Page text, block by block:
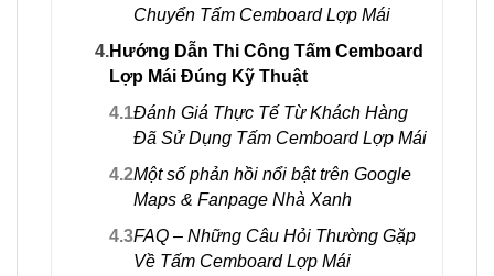
Chuyển Tấm Cemboard Lợp Mái
4.Hướng Dẫn Thi Công Tấm Cemboard
Lợp Mái Đúng Kỹ Thuật
4.1Đánh Giá Thực Tế Từ Khách Hàng
Đã Sử Dụng Tấm Cemboard Lợp Mái
4.2Một số phản hồi nổi bật trên Google
Maps & Fanpage Nhà Xanh
4.3FAQ – Những Câu Hỏi Thường Gặp
Về Tấm Cemboard Lợp Mái